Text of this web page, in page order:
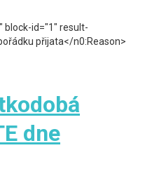
block-id="1" result-
přijata</n0:Reason>
dne